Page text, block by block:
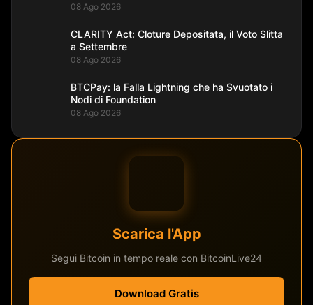
08 Ago 2026
CLARITY Act: Cloture Depositata, il Voto Slitta
a Settembre
08 Ago 2026
BTCPay: la Falla Lightning che ha Svuotato i
Nodi di Foundation
08 Ago 2026
Scarica l'App
Segui Bitcoin in tempo reale con BitcoinLive24
Download Gratis